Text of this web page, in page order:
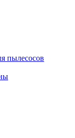
пылесосов